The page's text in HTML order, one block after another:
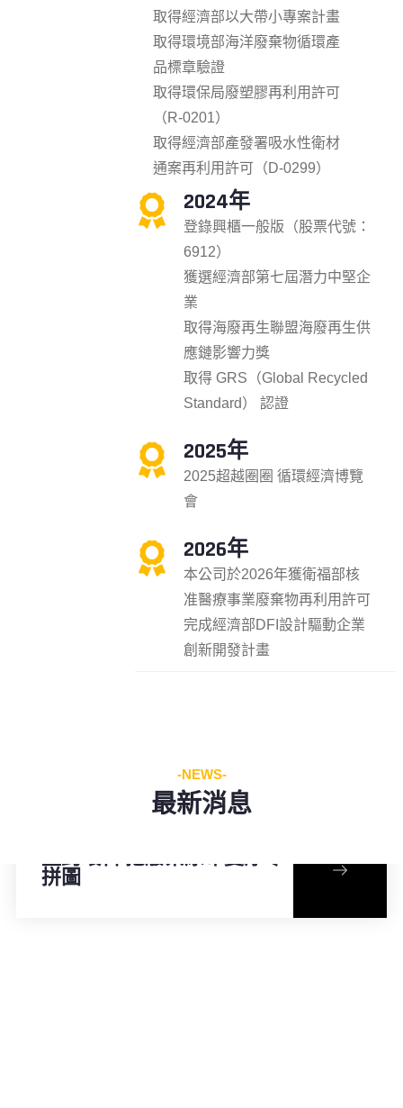
取得經濟部以大帶小專案計畫
取得環境部海洋廢棄物循環產
品標章驗證
取得環保局廢塑膠再利用許可
（R-0201）
取得經濟部產發署吸水性衛材
通案再利用許可（D-0299）
2024年
登錄興櫃一般版（股票代號：
6912）
獲選經濟部第七屆潛力中堅企
業
取得海廢再生聯盟海廢再生供
應鏈影響力獎
取得 GRS（Global Recycled
Standard） 認證
2025年
2025超越圈圈 循環經濟博覽
會
2026年
本公司於2026年獲衛福部核
准醫療事業廢棄物再利用許可
完成經濟部DFI設計驅動企業
創新開發計畫
-NEWS-
最新消息
益鈞環科 把廢棄尿布變淨零
拼圖